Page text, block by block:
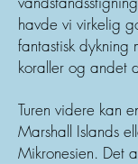
havde vi virkelig
fantastisk dykning
koraller og andet
Turen videre kan
Marshall Islands
Mikronesien. Det